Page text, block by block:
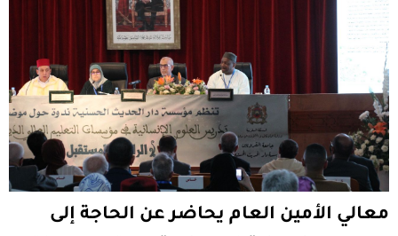
معالي الأمين العام يحاضر عن الحاجة إلى